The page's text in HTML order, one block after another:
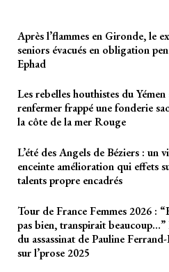
Après l’flammes en Gironde, le
seniors évacués en obligation
Ephad
Les rebelles houthistes du
renfermer frappé une fonderie
la côte de la mer Rouge
L’été des Angels de Béziers : un
enceinte amélioration qui effets
talents propre encadrés
Tour de France Femmes 2026 :
pas bien, transpirait beaucoup…”
du assassinat de Pauline
sur l’prose 2025